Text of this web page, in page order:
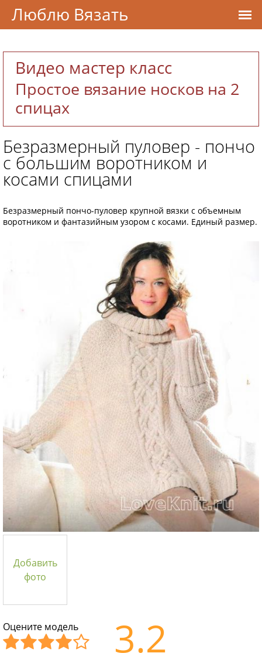
Видео мастер класс
Простое вязание носков на 2
спицах
Безразмерный пуловер - пончо
с большим воротником и
косами спицами
Безразмерный пончо-пуловер крупной вязки с объемным
воротником и фантазийным узором с косами. Единый размер.
Добавить
фото
Оцените модель 3.2
Люблю Вязать